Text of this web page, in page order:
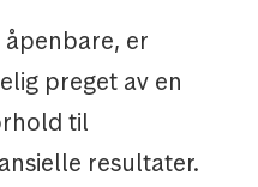
er
preget av en
til
resultater.